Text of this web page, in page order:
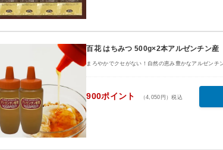
百花 はちみつ 500g×2本アルゼンチン産
まろやかでクセがない！自然の恵み豊かなアルゼンチ
900ポイント （4,050円）税込